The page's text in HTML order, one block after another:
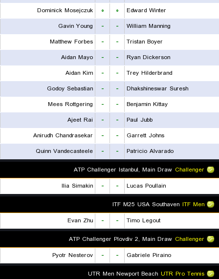
Edward Winter
۰ ۰
Dominick Mosejczuk
William Manning
-
-
Gavin Young
Tristan Boyer
-
-
Matthew Forbes
Ryan Dickerson
-
-
Aidan Mayo
Trey Hilderbrand
-
-
Aidan Kim
Dhakshineswar Suresh
-
-
Godoy Sebastian
Benjamin Kittay
-
-
Mees Rottgering
Paul Jubb
-
-
Ajeet Rai
Garrett Johns
-
-
Anirudh Chandrasekar
Patricio Alvarado
-
-
Quinn Vandecasteele
Challenger
ATP Challenger Istanbul, Main Draw
Lucas Poullain
-
-
Ilia Simakin
ITF Men
ITF M25 USA Southaven
Timo Legout
-
-
Evan Zhu
Challenger
ATP Challenger Plovdiv 2, Main Draw
Gabriele Piraino
-
-
Pyotr Nesterov
UTR Pro Tennis
UTR Men Newport Beach